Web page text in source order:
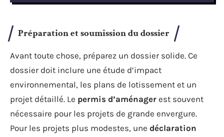
Préparation et soumission du dossier
Avant toute chose, préparez un dossier solide. Ce
dossier doit inclure une étude d’impact
environnemental, les plans de lotissement et un
projet détaillé. Le permis d’aménager est souvent
nécessaire pour les projets de grande envergure.
Pour les projets plus modestes, une déclaration